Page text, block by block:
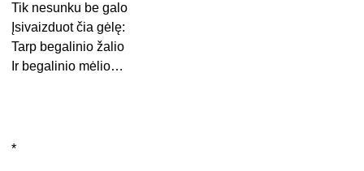
Tik nesunku be galo
Įsivaizduot čia gėlę:
Tarp begalinio žalio
Ir begalinio mėlio…
*